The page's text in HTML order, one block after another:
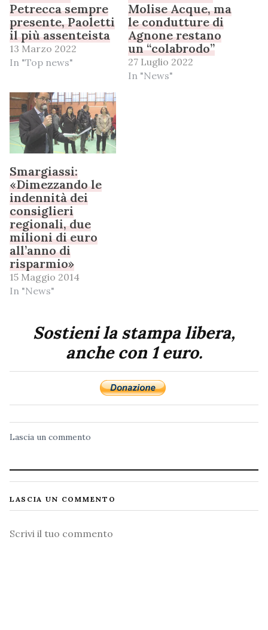
Petrecca sempre
presente, Paoletti
il più assenteista
13 Marzo 2022
In "Top news"
Molise Acque, ma
le condutture di
Agnone restano
un “colabrodo”
27 Luglio 2022
In "News"
Smargiassi:
«Dimezzando le
indennità dei
consiglieri
regionali, due
milioni di euro
all’anno di
risparmio»
15 Maggio 2014
In "News"
Sostieni la stampa libera,
anche con 1 euro.
Lascia un commento
LASCIA UN COMMENTO
Commento